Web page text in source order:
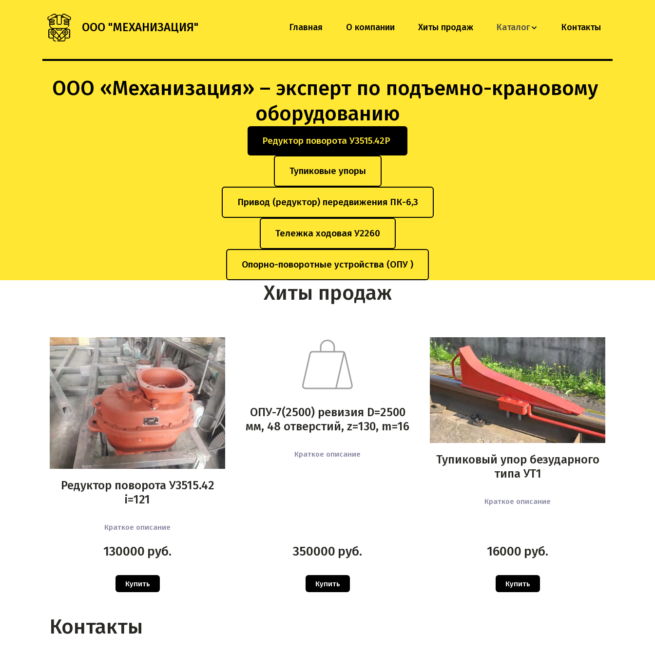
ООО "МЕХАНИЗАЦИЯ" Главная О компании Хиты продаж Каталог Контакты
ООО «Механизация» – эксперт по подъемно-крановому
оборудованию
Редуктор поворота У3515.42Р
Тупиковые упоры
Привод (редуктор) передвижения ПК-6,3
Тележка ходовая У2260
Опорно-поворотные устройства (ОПУ )
Хиты продаж
Редуктор поворота У3515.42
i=121
Краткое описание
130000 руб.
Купить
ОПУ-7(2500) ревизия D=2500
мм, 48 отверстий, z=130, m=16
Краткое описание
350000 руб.
Купить
Тупиковый упор безударного
типа УТ1
Краткое описание
16000 руб.
Купить
Контакты